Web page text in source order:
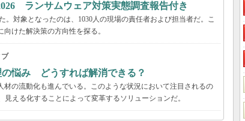
ランサムウェア対策実態調査報告付き
対象となったのは、1030人の現場の責任者および担当者だ。こ
けた解決策の方向性を探る。
の悩み どうすれば解消できる？
の流動化も進んでいる。このような状況において注目されるの
える化することによって変革するソリューションだ。